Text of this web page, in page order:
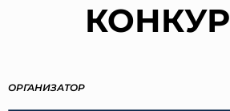
ОРГАНИЗАТОР